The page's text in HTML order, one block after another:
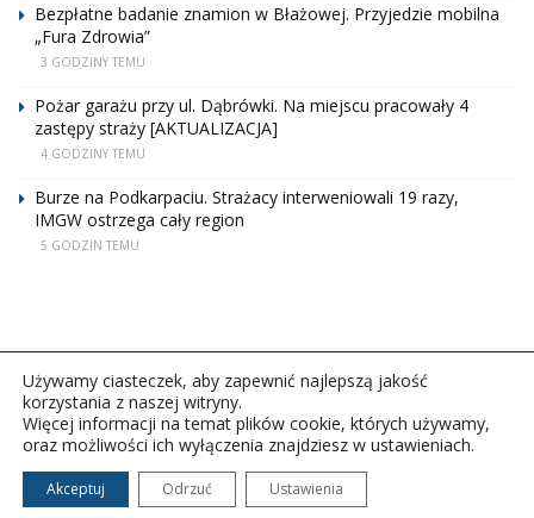
Bezpłatne badanie znamion w Błażowej. Przyjedzie mobilna
„Fura Zdrowia”
3 GODZINY TEMU
Pożar garażu przy ul. Dąbrówki. Na miejscu pracowały 4
zastępy straży [AKTUALIZACJA]
4 GODZINY TEMU
Burze na Podkarpaciu. Strażacy interweniowali 19 razy,
IMGW ostrzega cały region
5 GODZIN TEMU
Copyright © 2026Polskie Radio Rzeszów S.A. w likwidacj.
Wszelkie prawa zastrzeżone.
Używamy ciasteczek, aby zapewnić najlepszą jakość
korzystania z naszej witryny.
Więcej informacji na temat plików cookie, których używamy,
oraz możliwości ich wyłączenia znajdziesz w ustawieniach.
Akceptuj Odrzuć Ustawienia